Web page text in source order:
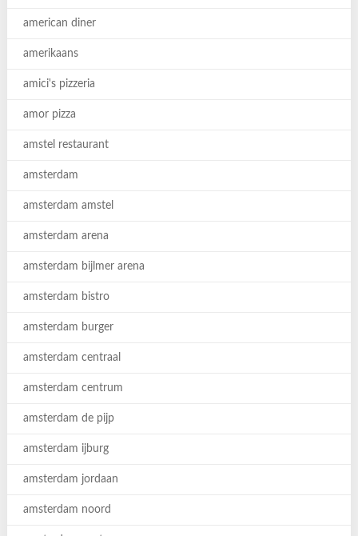
american diner
amerikaans
amici's pizzeria
amor pizza
amstel restaurant
amsterdam
amsterdam amstel
amsterdam arena
amsterdam bijlmer arena
amsterdam bistro
amsterdam burger
amsterdam centraal
amsterdam centrum
amsterdam de pijp
amsterdam ijburg
amsterdam jordaan
amsterdam noord